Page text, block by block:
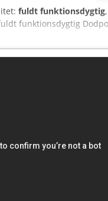
fuldt funktionsdygtig
funktionsdygtig